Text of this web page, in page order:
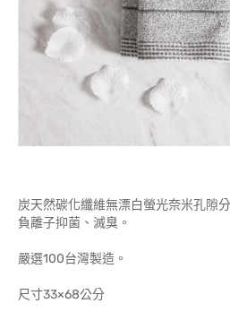
炭天然碳化纖維無漂白螢光奈米孔隙
負離子抑菌、滅臭。
嚴選100台灣製造。
尺寸33×68公分